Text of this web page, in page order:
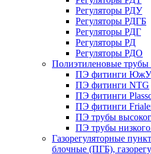
Регуляторы РДУ
Регуляторы РДГБ
Регуляторы РДГ
Регуляторы РД
Регуляторы РДО
Полиэтиленовые
ПЭ фитинги
ПЭ фитинги NTG
ПЭ фитинги
ПЭ фитинги
ПЭ трубы
ПЭ трубы низкого
Газорегуляторные
блочные (ПГБ),